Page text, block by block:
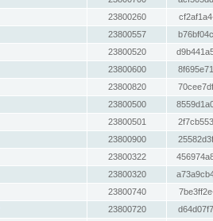
23800260
23800557
23800520
23800600
23800820
23800500
23800501
23800900
23800322
23800320
23800740
23800720